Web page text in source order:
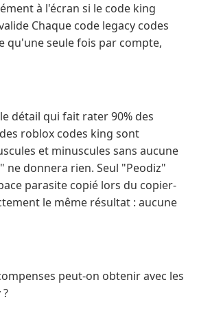
à l'écran si le code king
Chaque code legacy codes
qu'une seule fois par compte,
détail qui fait rater 90% des
roblox codes king sont
et minuscules sans aucune
ne donnera rien. Seul "Peodiz"
parasite copié lors du copier-
le même résultat : aucune
peut-on obtenir avec les